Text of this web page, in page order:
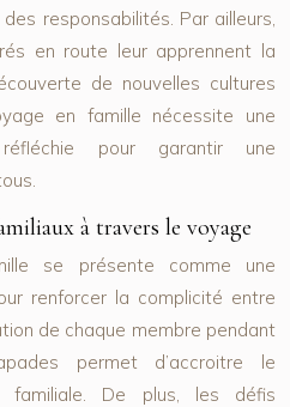
responsabilités. Par ailleurs,
en route leur apprennent la
de nouvelles cultures
en famille nécessite une
pour garantir une
à travers le voyage
se présente comme une
renforcer la complicité entre
de chaque membre pendant
permet d’accroitre le
familiale. De plus, les défis